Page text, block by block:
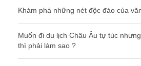
Khám phá những nét độc đáo của
Muốn đi du lịch Châu Âu tự túc
thì phải làm sao ?